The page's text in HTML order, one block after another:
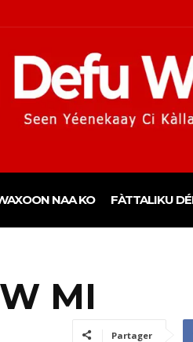
NAA KO FÀTTALIKU
MI
Partager